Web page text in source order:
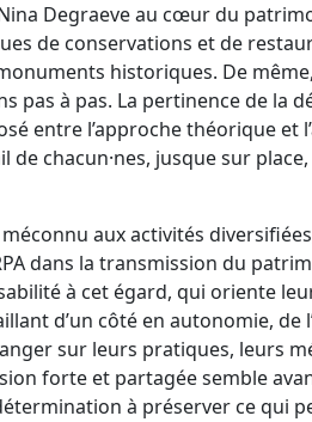
Degraeve au cœur du
de conservations et de
historiques. De
pas à pas. La pertinence de la
entre l’approche théorique et
chacun·nes, jusque sur
aux activités
dans la transmission du
à cet égard, qui oriente
d’un côté en autonomie,
sur leurs pratiques, leurs
forte et partagée semble
à préserver ce qui